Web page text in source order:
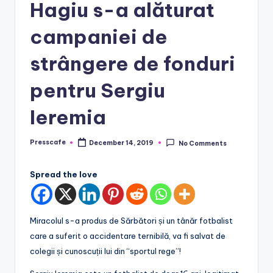
Hagiu s-a alăturat
campaniei de
strângere de fonduri
pentru Sergiu
Ieremia
Posted
Presscafe December 14, 2019 No Comments
Spread the love
Miracolul s-a produs de Sărbători și un tânăr fotbalist
care a suferit o accidentare ternibilă, va fi salvat de
colegii și cunoscuții lui din “sportul rege”!